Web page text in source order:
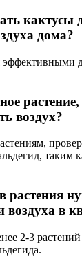
кактусы
дома?
эффективными
воздух?
таким
растения
воздуха в
2-3